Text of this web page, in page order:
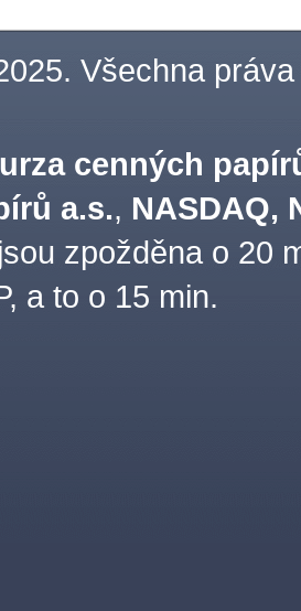
Všechna práva
cenných
a.s., NASDAQ,
zpožděna o 20
a to o 15 min.